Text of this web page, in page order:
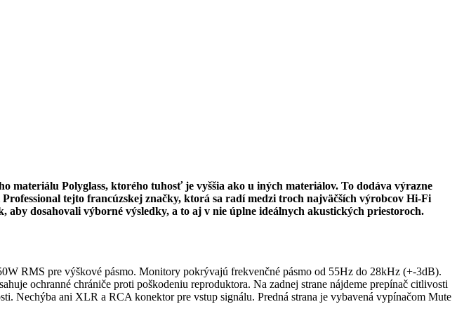
materiálu Polyglass, ktorého tuhosť je vyššia ako u iných materiálov. To dodáva výrazne
tejto francúzskej značky, ktorá sa radí medzi troch najväčších výrobcov Hi-Fi
dosahovali výborné výsledky, a to aj v nie úplne ideálnych akustických priestoroch.
RMS pre výškové pásmo. Monitory pokrývajú frekvenčné pásmo od 55Hz do 28kHz (+-3dB).
ochranné chrániče proti poškodeniu reproduktora. Na zadnej strane nájdeme prepínač citlivosti
Nechýba ani XLR a RCA konektor pre vstup signálu. Predná strana je vybavená vypínačom Mute